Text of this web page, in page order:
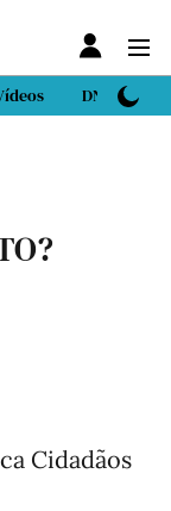
DN Sport
Cidadãos